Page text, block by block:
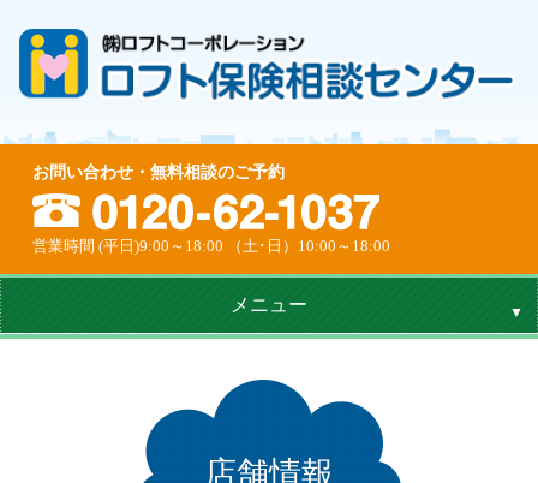
お問い合わせ・無料相談のご予約
営業時間 (平日)9:00～18:00 （土･日）10:00～18:00
メニュー
店舗情報